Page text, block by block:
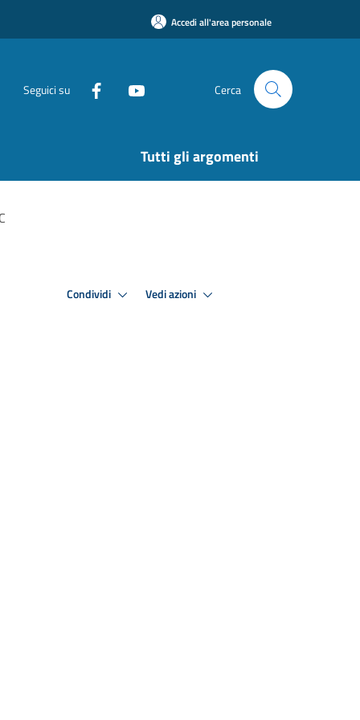
Accedi all'area personale
Seguici su Cerca
Tutti gli argomenti
Condividi Vedi azioni